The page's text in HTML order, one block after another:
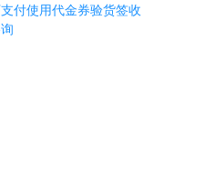
付使用代金券验货签收